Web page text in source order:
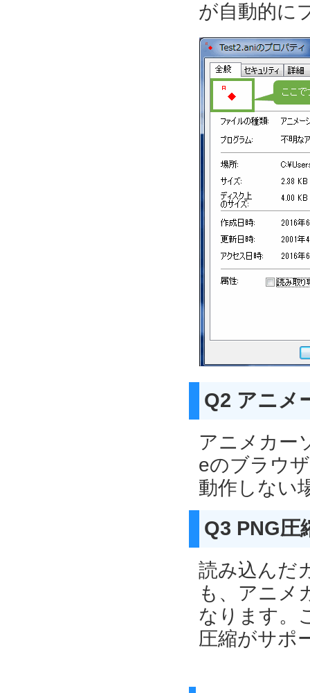
が自動的に
Q2 アニメ
アニメカー
eのブラウ
動作しない
Q3 PNG圧
読み込んだ
も、アニメ
なります。
圧縮がサポ